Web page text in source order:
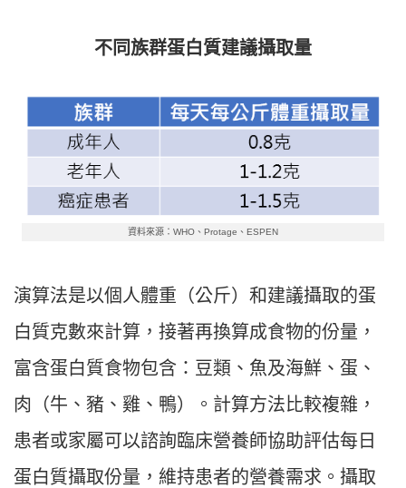
不同族群蛋白質建議攝取量
資料來源：WHO、Protage、ESPEN
演算法是以個人體重（公斤）和建議攝取的蛋
白質克數來計算，接著再換算成食物的份量，
富含蛋白質食物包含：豆類、魚及海鮮、蛋、
肉（牛、豬、雞、鴨）。計算方法比較複雜，
患者或家屬可以諮詢臨床營養師協助評估每日
蛋白質攝取份量，維持患者的營養需求。攝取